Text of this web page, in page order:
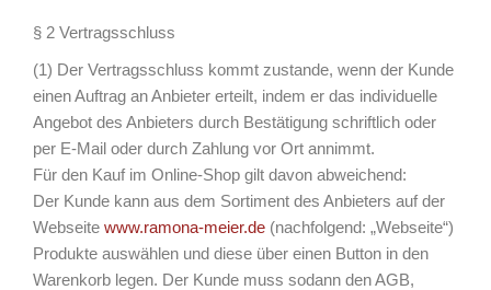
§ 2 Vertragsschluss
(1) Der Vertragsschluss kommt zustande, wenn der Kunde
einen Auftrag an Anbieter erteilt, indem er das individuelle
Angebot des Anbieters durch Bestätigung schriftlich oder
per E-Mail oder durch Zahlung vor Ort annimmt.
Für den Kauf im Online-Shop gilt davon abweichend:
Der Kunde kann aus dem Sortiment des Anbieters auf der
Webseite www.ramona-meier.de (nachfolgend: „Webseite“)
Produkte auswählen und diese über einen Button in den
Warenkorb legen. Der Kunde muss sodann den AGB,